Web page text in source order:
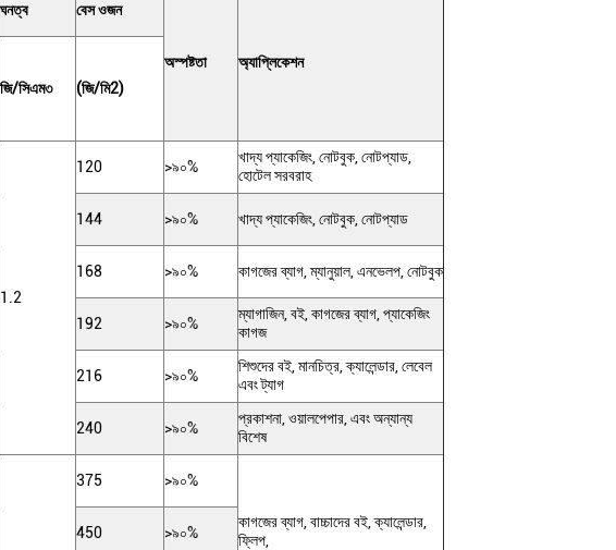
ঘনত্ব বেস ওজন
অস্পষ্টতা অ্যাপ্লিকেশন
জি/সিএম৩
(জি/মি2)
1.2
120 >৯০%
খাদ্য প্যাকেজিং, নোটবুক, নোটপ্যাড,
হোটেল সরবরাহ
144 >৯০% খাদ্য প্যাকেজিং, নোটবুক, নোটপ্যাড
168 >৯০% কাগজের ব্যাগ, ম্যানুয়াল, এনভেলপ, নোটবুক
192 >৯০%
ম্যাগাজিন, বই, কাগজের ব্যাগ, প্যাকেজিং
কাগজ
216 >৯০%
শিশুদের বই, মানচিত্র, ক্যালেন্ডার, লেবেল
এবং ট্যাগ
240 >৯০%
প্রকাশনা, ওয়ালপেপার, এবং অন্যান্য
বিশেষ
375 >৯০%
কাগজের ব্যাগ, বাচ্চাদের বই, ক্যালেন্ডার,
ফ্লিপ,
450 >৯০%